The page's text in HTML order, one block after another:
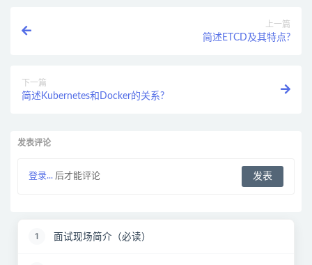
上一篇
简述ETCD及其特点?
下一篇
简述Kubernetes和Docker的关系?
发表评论
登录... 后才能评论
1 面试现场简介（必读）